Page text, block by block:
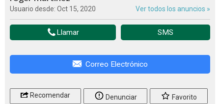
Usuario desde: Oct 15, 2020 Ver todos los anuncios »
Llamar SMS
Correo Electrónico
Recomendar Denunciar Favorito